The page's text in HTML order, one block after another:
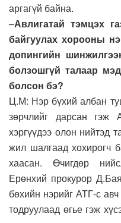
аргагүй байна.
–Авлигатай тэмцэх
байгуулах хорооны
допингийн
болзошгүй талаар
болсон бэ?
Ц.М: Нэр бүхий албан
зөрчлийг дарсан гэж
хэргүүдээ олон нийтэд
жил шалгаад хохирогч
хаасан. Өчигдөр
Ерөнхий прокурор
бөхийн нэрийг АТГ-с
тодруулаад өгье гэж